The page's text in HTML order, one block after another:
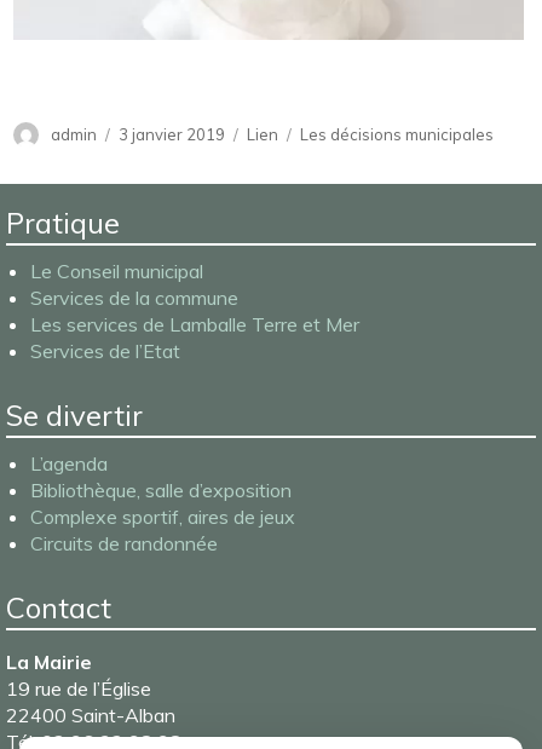
Auteur
admin
Publié
3 janvier 2019 Format
Lien Catégories
Les décisions municipales
Pratique
Le Conseil municipal
Services de la commune
Les services de Lamballe Terre et Mer
Services de l’Etat
Se divertir
L’agenda
Bibliothèque, salle d’exposition
Complexe sportif, aires de jeux
Circuits de randonnée
Contact
La Mairie
19 rue de l’Église
22400 Saint-Alban
Tél. 02 96 32 98 98